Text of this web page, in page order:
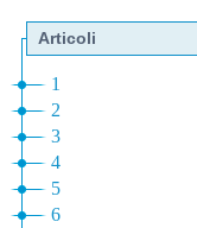
Articoli
1
2
3
4
5
6